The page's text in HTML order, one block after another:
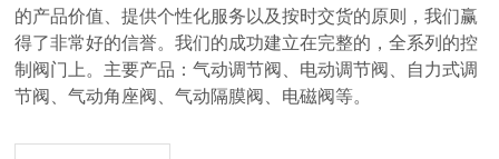
的产品价值、提供个性化服务以及按时交货的原则，我们赢
得了非常好的信誉。我们的成功建立在完整的，全系列的控
制阀门上。主要产品：气动调节阀、电动调节阀、自力式调
节阀、气动角座阀、气动隔膜阀、电磁阀等。